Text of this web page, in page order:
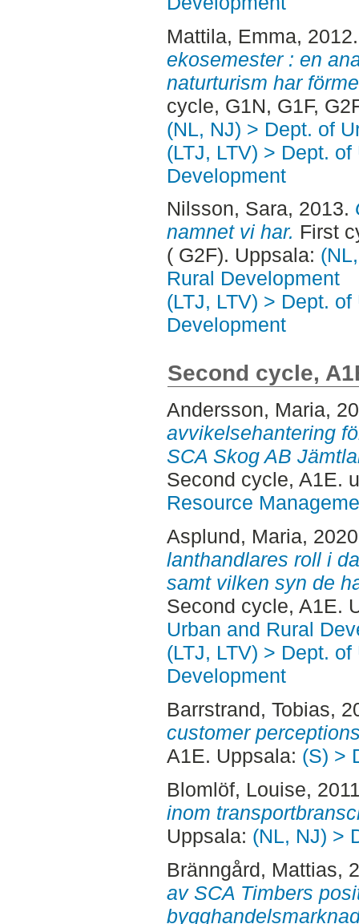
Mattila, Emma,
ekosemester : en
naturturism har
cycle, G1N, G1F,
(NL, NJ) > Dept. of
(LTJ, LTV) > Dept.
Development
Nilsson, Sara, 2013.
namnet vi har. First
( G2F). Uppsala:
Rural Development
(LTJ, LTV) > Dept.
Development
Second cycle,
Andersson, Maria,
avvikelsehantering
SCA Skog AB
Second cycle, A1E.
Resource
Asplund, Maria,
lanthandlares roll i
samt vilken syn de
Second cycle, A1E.
Urban and Rural
(LTJ, LTV) > Dept.
Development
Barrstrand, Tobias,
customer
A1E. Uppsala: (S) >
Blomlöf, Louise,
inom
Uppsala: (NL, NJ) >
Bränngård, Mattias,
av SCA Timbers